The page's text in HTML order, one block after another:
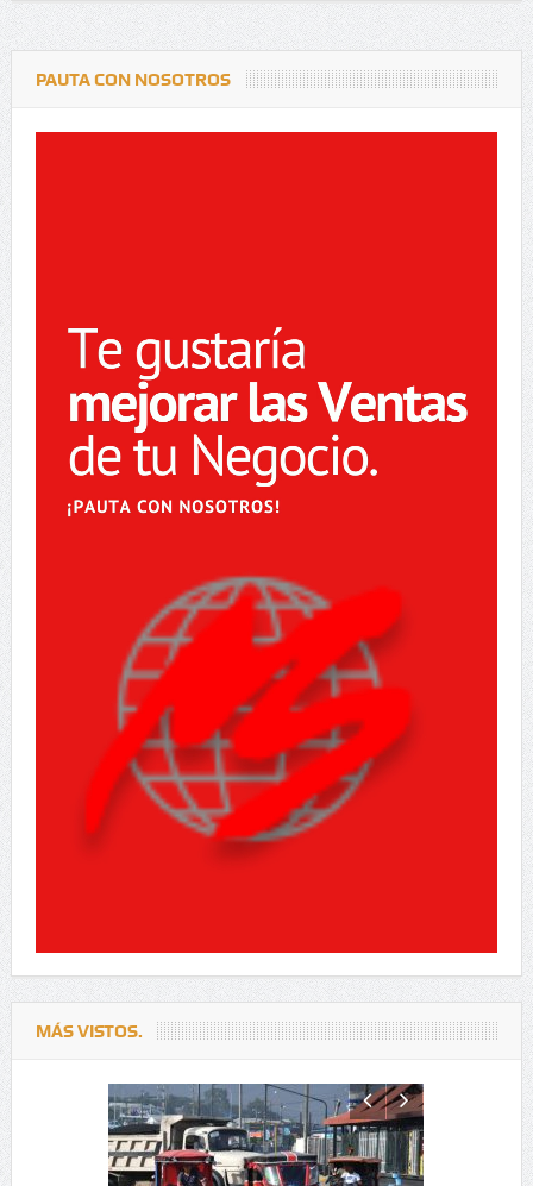
PAUTA CON NOSOTROS
MÁS VISTOS.